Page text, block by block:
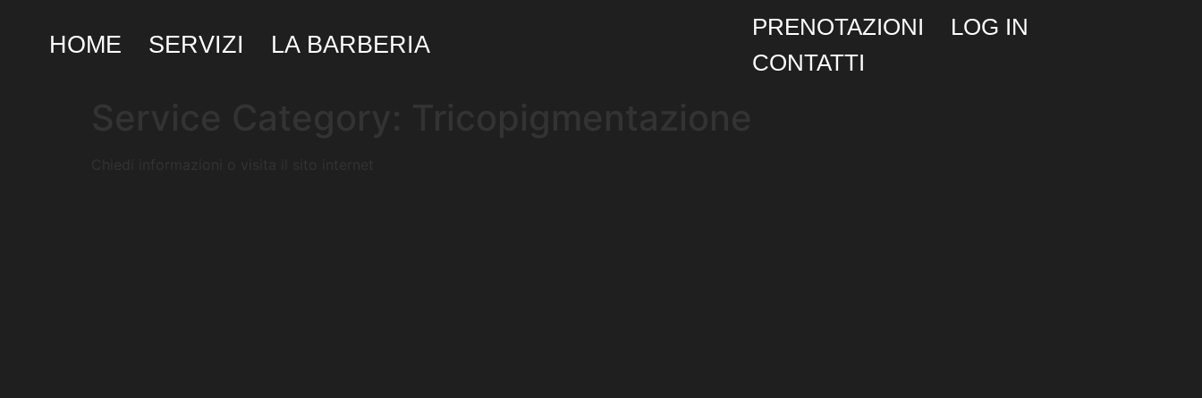
HOME SERVIZI LA BARBERIA
PRENOTAZIONI
LOG IN
CONTATTI